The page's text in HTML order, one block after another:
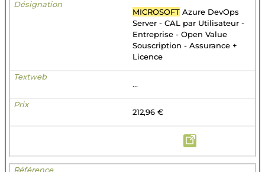
MICROSOFT Azure DevOps
Server - CAL par Utilisateur -
Entreprise - Open Value
Souscription - Assurance +
Licence
...
212,96 €